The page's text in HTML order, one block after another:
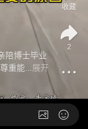
陪博士毕业
重能... 展开
收藏
2